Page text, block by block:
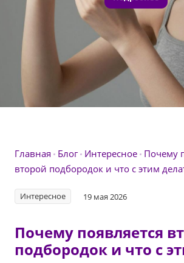
Главная Блог Интересное Почему
второй подбородок и что с этим
Интересное 19 мая 2026
Почему появляется
подбородок и что с